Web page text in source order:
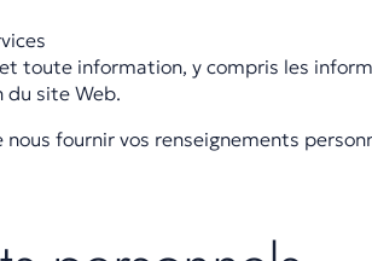
toute information, y compris les
site Web.
fournir vos renseignements